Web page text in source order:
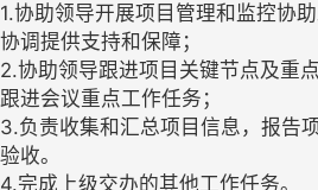
1.协助领导开展项目管理和监控协
协调提供支持和保障；
2.协助领导跟进项目关键节点及重
跟进会议重点工作任务；
3.负责收集和汇总项目信息，报告
验收。
4.完成上级交办的其他工作任务。